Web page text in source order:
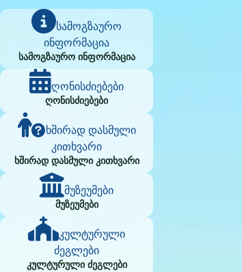
სამოგზაურო
ინფორმაცია
სამოგზაურო ინფორმაცია
ღონისძიებები
ღონისძიებები
ხშირად დასმული
კითხვარი
ხშირად დასმული კითხვარი
მუზეუმები
მუზეუმები
კულტურული
ძეგლები
კულტურული ძეგლები